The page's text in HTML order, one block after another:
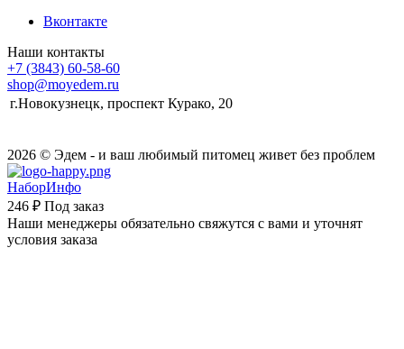
Вконтакте
Наши контакты
+7 (3843) 60-58-60
shop@moyedem.ru
г.Новокузнецк, проспект Курако, 20
2026 © Эдем - и ваш любимый питомец живет без проблем
НаборИнфо
246 ₽ Под заказ
Наши менеджеры обязательно свяжутся с вами и уточнят
условия заказа